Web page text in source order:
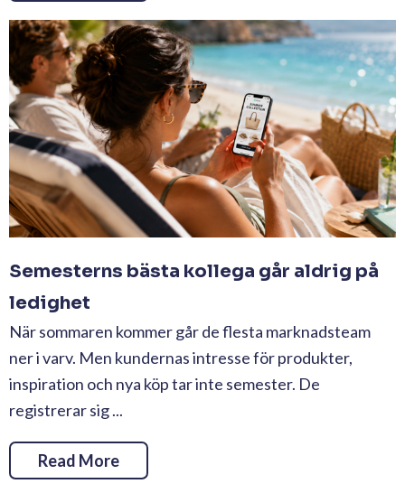
Semesterns bästa kollega går aldrig på
ledighet
När sommaren kommer går de flesta marknadsteam
ner i varv. Men kundernas intresse för produkter,
inspiration och nya köp tar inte semester. De
registrerar sig ...
Read More